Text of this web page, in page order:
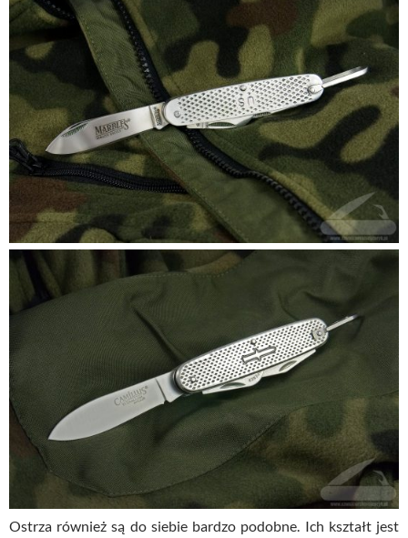
Ostrza również są do siebie bardzo podobne. Ich kształt jest